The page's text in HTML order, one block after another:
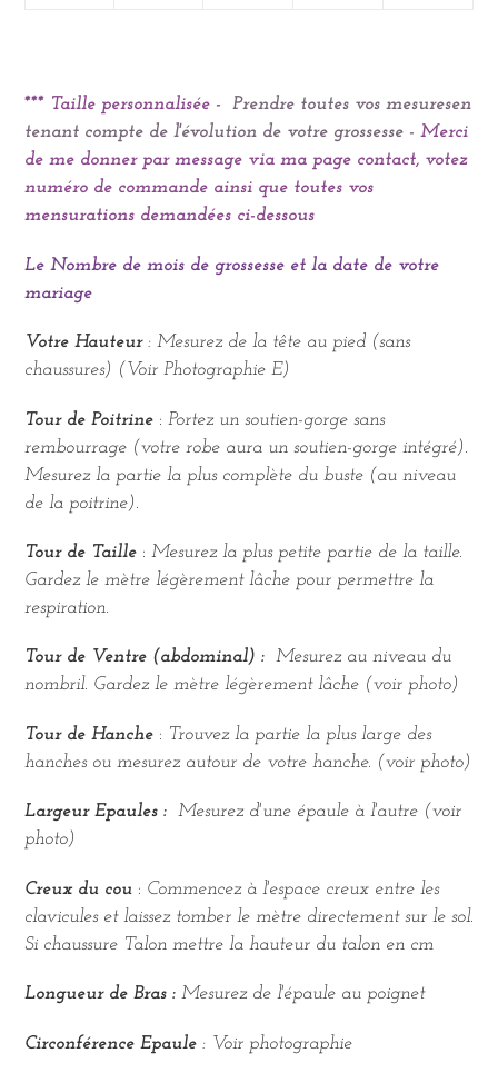
*** Taille personnalisée - Prendre toutes vos mesuresen
tenant compte de l'évolution de votre grossesse - Merci
de me donner par message via ma page contact, votez
numéro de commande ainsi que toutes vos
mensurations demandées ci-dessous
Le Nombre de mois de grossesse et la date de votre
mariage
Votre Hauteur : Mesurez de la tête au pied (sans
chaussures) (Voir Photographie E)
Tour de Poitrine : Portez un soutien-gorge sans
rembourrage (votre robe aura un soutien-gorge intégré).
Mesurez la partie la plus complète du buste (au niveau
de la poitrine).
Tour de Taille : Mesurez la plus petite partie de la taille.
Gardez le mètre légèrement lâche pour permettre la
respiration.
Tour de Ventre (abdominal) : Mesurez au niveau du
nombril. Gardez le mètre légèrement lâche (voir photo)
Tour de Hanche : Trouvez la partie la plus large des
hanches ou mesurez autour de votre hanche. (voir photo)
Largeur Epaules : Mesurez d'une épaule à l'autre (voir
photo)
Creux du cou : Commencez à l'espace creux entre les
clavicules et laissez tomber le mètre directement sur le sol.
Si chaussure Talon mettre la hauteur du talon en cm
Longueur de Bras : Mesurez de l'épaule au poignet
Circonférence Epaule : Voir photographie